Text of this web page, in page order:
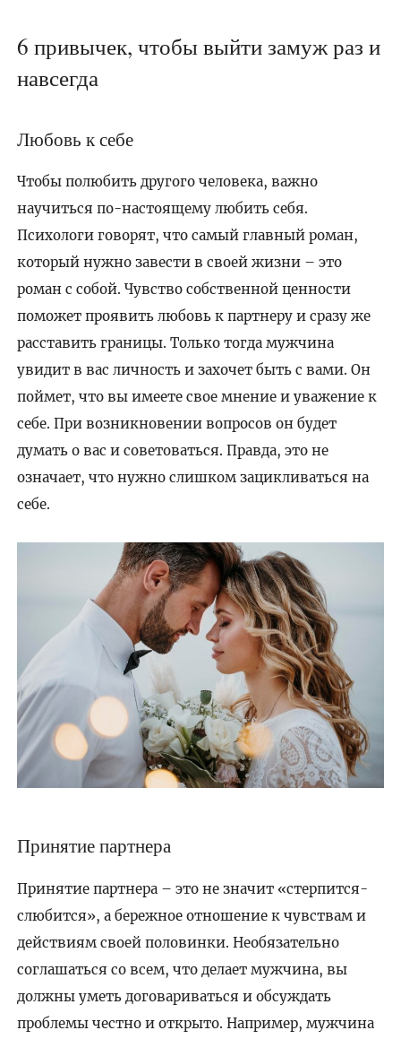
6 привычек, чтобы выйти замуж раз и
навсегда
Любовь к себе
Чтобы полюбить другого человека, важно
научиться по-настоящему любить себя.
Психологи говорят, что самый главный роман,
который нужно завести в своей жизни – это
роман с собой. Чувство собственной ценности
поможет проявить любовь к партнеру и сразу же
расставить границы. Только тогда мужчина
увидит в вас личность и захочет быть с вами. Он
поймет, что вы имеете свое мнение и уважение к
себе. При возникновении вопросов он будет
думать о вас и советоваться. Правда, это не
означает, что нужно слишком зацикливаться на
себе.
Принятие партнера
Принятие партнера – это не значит «стерпится-
слюбится», а бережное отношение к чувствам и
действиям своей половинки. Необязательно
соглашаться со всем, что делает мужчина, вы
должны уметь договариваться и обсуждать
проблемы честно и открыто. Например, мужчина